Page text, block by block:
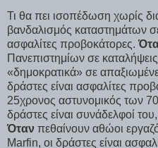
Τι θα πει ισοπέδωση χωρίς
βανδαλισμός καταστημάτων
ασφαλίτες προβοκάτορες.
Πανεπιστημίων σε
«δημοκρατικά» σε
δράστες είναι ασφαλίτες
25χρονος αστυνομικός των
δράστες είναι συνάδελφοί
Όταν πεθαίνουν αθώοι
Marfin, οι δράστες είναι